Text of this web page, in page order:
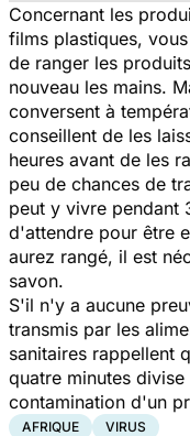
Concernant les
films plastiques,
de ranger les
nouveau les mains.
conversent à
conseillent de les
heures avant de les
peu de chances de
peut y vivre pendant
d'attendre pour être
aurez rangé, il est
savon.
S'il n'y a aucune
transmis par les
sanitaires rappellent
quatre minutes
contamination d'un
AFRIQUE VIRUS